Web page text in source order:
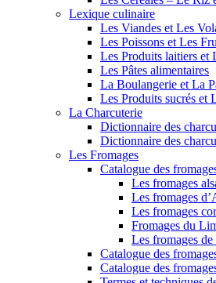
Lexique culinaire
Les Viandes et Les
Les Poissons et Les
Les Produits laitiers et
Les Pâtes alimentaires
La Boulangerie et La
Les Produits sucrés et
La Charcuterie
Dictionnaire des
Dictionnaire des
Les Fromages
Catalogue des
Les fromages
Les fromages
Les fromages
Fromages du
Les fromages de
Catalogue des
Catalogue des